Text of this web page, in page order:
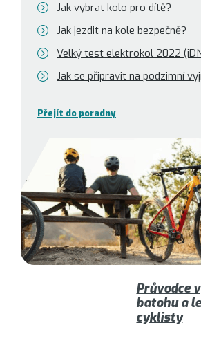
Jak vybrat kolo pro dítě?
Jak jezdit na kole bezpečně?
Velký test elektrokol 2022
Jak se připravit na podzimní
Přejít do poradny
Průvodce
batohu a
cyklisty